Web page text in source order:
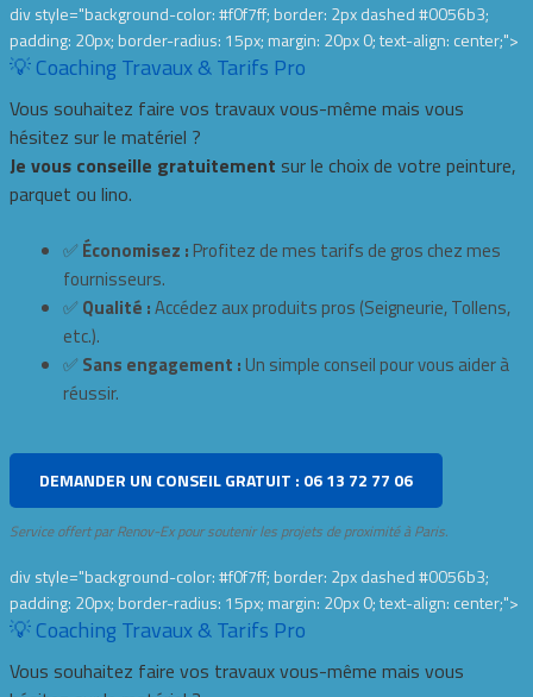
div style="background-color: #f0f7ff; border: 2px dashed #0056b3;
padding: 20px; border-radius: 15px; margin: 20px 0; text-align: center;">
💡 Coaching Travaux & Tarifs Pro
Vous souhaitez faire vos travaux vous-même mais vous
hésitez sur le matériel ?
Je vous conseille gratuitement sur le choix de votre peinture,
parquet ou lino.
✅ Économisez : Profitez de mes tarifs de gros chez mes
fournisseurs.
✅ Qualité :Accédez aux produits pros (Seigneurie, Tollens,
etc.).
✅ Sans engagement : Un simple conseil pour vous aider à
réussir.
DEMANDER UN CONSEIL GRATUIT : 06 13 72 77 06
Service offert par Renov-Ex pour soutenir les projets de proximité à Paris.
div style="background-color: #f0f7ff; border: 2px dashed #0056b3;
padding: 20px; border-radius: 15px; margin: 20px 0; text-align: center;">
💡 Coaching Travaux & Tarifs Pro
Vous souhaitez faire vos travaux vous-même mais vous